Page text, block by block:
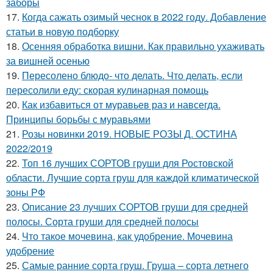
17. Когда сажать озимый чеснок в 2022 году. Добавление
статьи в новую подборку
18. Осенняя обработка вишни. Как правильно ухаживать
за вишней осенью
19. Пересолено блюдо- что делать. Что делать, если
пересолили еду: скорая кулинарная помощь
20. Как избавиться от муравьев раз и навсегда.
Принципы борьбы с муравьями
21. Розы новинки 2019. НОВЫЕ РОЗЫ Д. ОСТИНА
2022/2019
22. Топ 16 лучших СОРТОВ груши для Ростовской
области. Лучшие сорта груш для каждой климатической
зоны РФ
23. Описание 23 лучших СОРТОВ груши для средней
полосы. Сорта груши для средней полосы
24. Что такое мочевина, как удобрение. Мочевина
удобрение
25. Самые ранние сорта груш. Груша – сорта летнего